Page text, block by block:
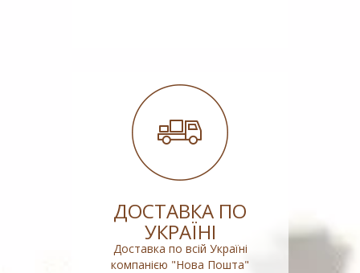
ДОСТАВКА ПО
УКРАЇНІ
Доставка по всій Україні
компанією "Нова Пошта"